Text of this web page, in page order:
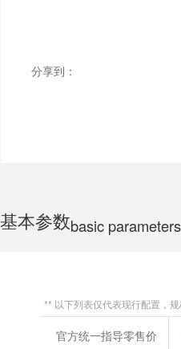
分享到：
基本参数basic parameters
** 以下列表仅代表现行配置，
官方统一指导零售价